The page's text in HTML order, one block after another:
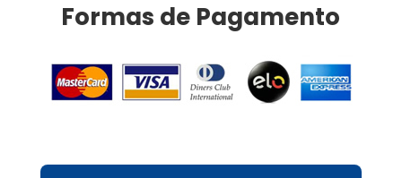
Formas de Pagamento